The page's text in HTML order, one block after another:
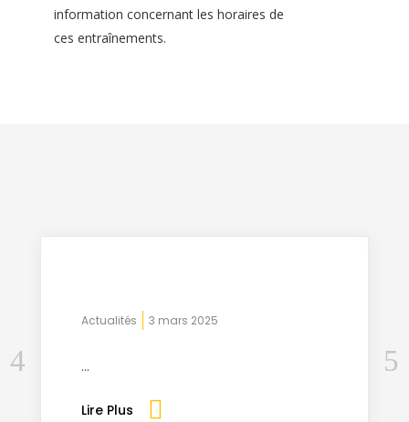
information concernant les horaires de
ces entraînements.
Actualités 3 mars 2025
...
Lire Plus